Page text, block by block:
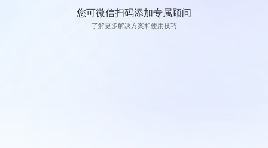
您可微信扫码添加专属顾问
了解更多解决方案和使用技巧